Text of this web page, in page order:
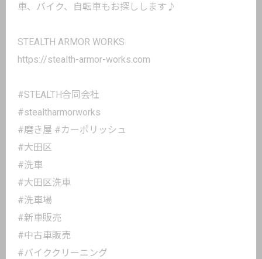
車、バイク、自転車もお探しします♪
STEALTH ARMOR WORKS
https://stealth-armor-works.com
#STEALTH合同会社
#stealtharmorworks
#磨き屋 #カーポリッシュ
#大田区
#洗車
#大田区洗車
#洗車場
#新車販売
#中古車販売
#バイククリーニング